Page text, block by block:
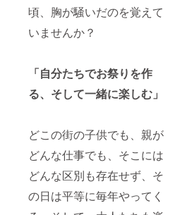
頃、胸が騒いだのを覚えて
いませんか？
「自分たちでお祭りを作
る、そして一緒に楽しむ」
どこの街の子供でも、親が
どんな仕事でも、そこには
どんな区別も存在せず、そ
の日は平等に毎年やってく